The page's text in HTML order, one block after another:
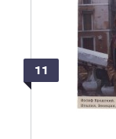
11